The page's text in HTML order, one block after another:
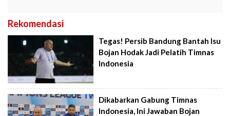
Rekomendasi
Tegas! Persib Bandung Bantah Isu
Bojan Hodak Jadi Pelatih Timnas
Indonesia
Dikabarkan Gabung Timnas
Indonesia, Ini Jawaban Bojan